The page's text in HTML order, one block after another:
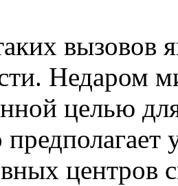
вызовов
Недаром
целью
центров